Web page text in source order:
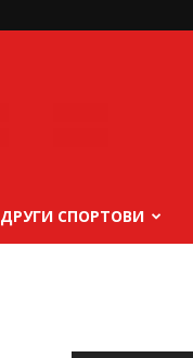
ДРУГИ СПОРТОВИ